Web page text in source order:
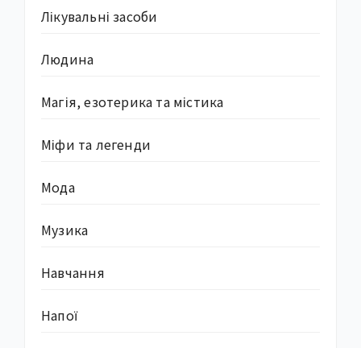
Лікувальні засоби
Людина
Магія, езотерика та містика
Міфи та легенди
Мода
Музика
Навчання
Напої